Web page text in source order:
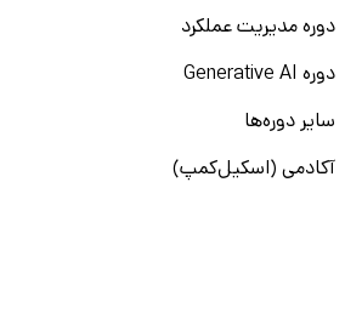
دوره مدیریت عملکرد
دوره Generative AI
سایر دوره‌ها
آکادمی (اسکیل‌کمپ)